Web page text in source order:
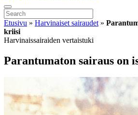
Etusivu » Harvinaiset sairaudet »
kriisi
Harvinaissairaiden vertaistuki
Parantumaton sairaus on